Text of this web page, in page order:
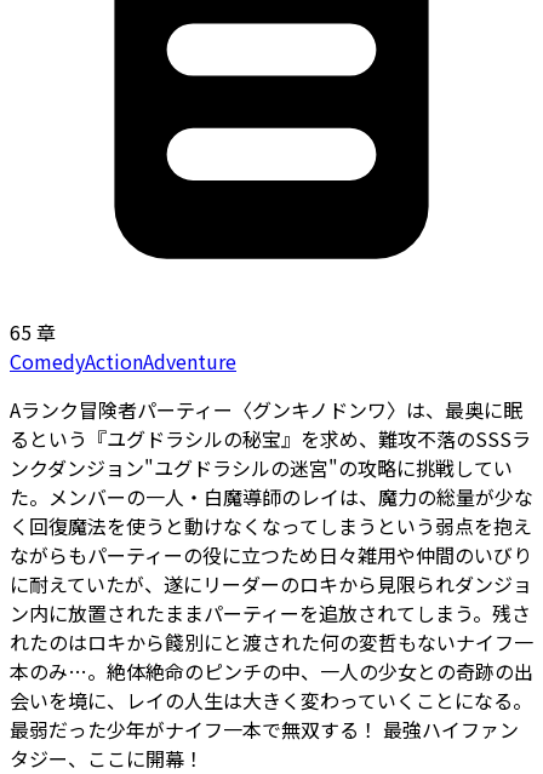
65 章
ComedyActionAdventure
Aランク冒険者パーティー〈グンキノドンワ〉は、最奥に眠
るという『ユグドラシルの秘宝』を求め、難攻不落のSSSラ
ンクダンジョン"ユグドラシルの迷宮"の攻略に挑戦してい
た。メンバーの一人・白魔導師のレイは、魔力の総量が少な
く回復魔法を使うと動けなくなってしまうという弱点を抱え
ながらもパーティーの役に立つため日々雑用や仲間のいびり
に耐えていたが、遂にリーダーのロキから見限られダンジョ
ン内に放置されたままパーティーを追放されてしまう。残さ
れたのはロキから餞別にと渡された何の変哲もないナイフ一
本のみ…。絶体絶命のピンチの中、一人の少女との奇跡の出
会いを境に、レイの人生は大きく変わっていくことになる――。
最弱だった少年がナイフ一本で無双する！ 最強ハイファン
タジー、ここに開幕！